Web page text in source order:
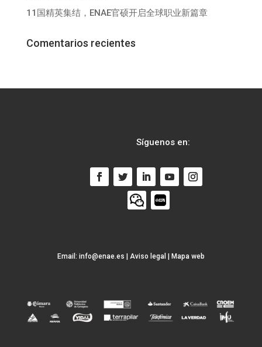
11国精英集结，ENAE官硕开启全球职业新篇章
Comentarios recientes
Síguenos en:
Email: info@enae.es | Aviso legal | Mapa web